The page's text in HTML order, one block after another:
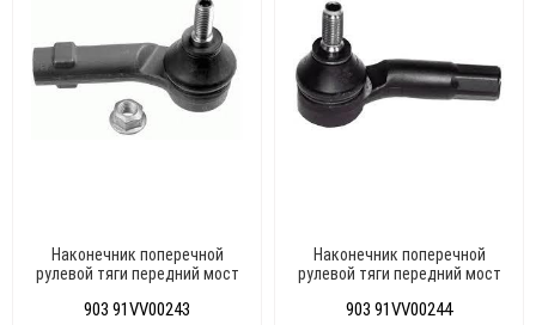
Наконечник поперечной
рулевой тяги передний мост
6Q0423812D
903 91VV00243
Наконечник поперечной
рулевой тяги передний мост
903 91VV00244